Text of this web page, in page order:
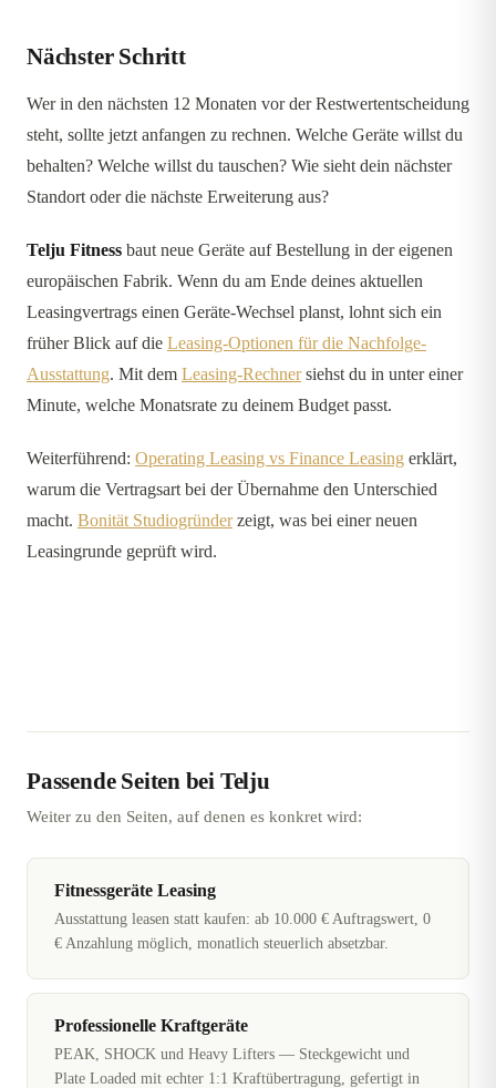
Nächster Schritt
Wer in den nächsten 12 Monaten vor der Restwertentscheidung
steht, sollte jetzt anfangen zu rechnen. Welche Geräte willst du
behalten? Welche willst du tauschen? Wie sieht dein nächster
Standort oder die nächste Erweiterung aus?
Telju Fitness baut neue Geräte auf Bestellung in der eigenen
europäischen Fabrik. Wenn du am Ende deines aktuellen
Leasingvertrags einen Geräte-Wechsel planst, lohnt sich ein
früher Blick auf die Leasing-Optionen für die Nachfolge-
Ausstattung. Mit dem Leasing-Rechnersiehst du in unter einer
Minute, welche Monatsrate zu deinem Budget passt.
Weiterführend: Operating Leasing vs Finance Leasing erklärt,
warum die Vertragsart bei der Übernahme den Unterschied
macht. Bonität Studiogründerzeigt, was bei einer neuen
Leasingrunde geprüft wird.
Passende Seiten bei Telju
Weiter zu den Seiten, auf denen es konkret wird:
Fitnessgeräte Leasing
Ausstattung leasen statt kaufen: ab 10.000 € Auftragswert, 0
€ Anzahlung möglich, monatlich steuerlich absetzbar.
Professionelle Kraftgeräte
PEAK, SHOCK und Heavy Lifters — Steckgewicht und
Plate Loaded mit echter 1:1 Kraftübertragung, gefertigt in